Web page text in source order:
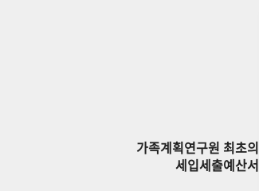
가족계획연구원 최초의
세입세출예산서